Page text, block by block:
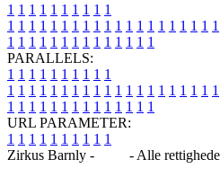
1 1 1 1 1 1 1 1 1 1
1 1 1 1 1 1 1 1 1 1 1 1 1 1 1 1 1 1 1 1
1 1 1 1 1 1 1 1 1 1 1 1 1 1
PARALLELS:
1 1 1 1 1 1 1 1 1 1
1 1 1 1 1 1 1 1 1 1 1 1 1 1 1 1 1 1 1 1
1 1 1 1 1 1 1 1 1 1 1 1 1 1
URL PARAMETER:
1 1 1 1 1 1 1 1 1 1
Zirkus Barnly -
- Alle